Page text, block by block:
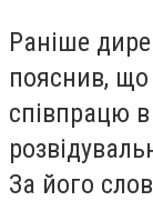
Раніше
пояснив,
співпрацю
За його